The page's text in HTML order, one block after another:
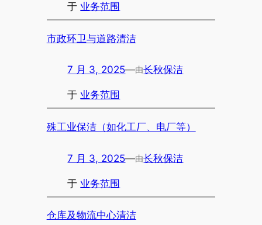
于 业务范围
市政环卫与道路清洁
7 月 3, 2025—由长秋保洁
于 业务范围
殊工业保洁（如化工厂、电厂等）
7 月 3, 2025—由长秋保洁
于 业务范围
仓库及物流中心清洁